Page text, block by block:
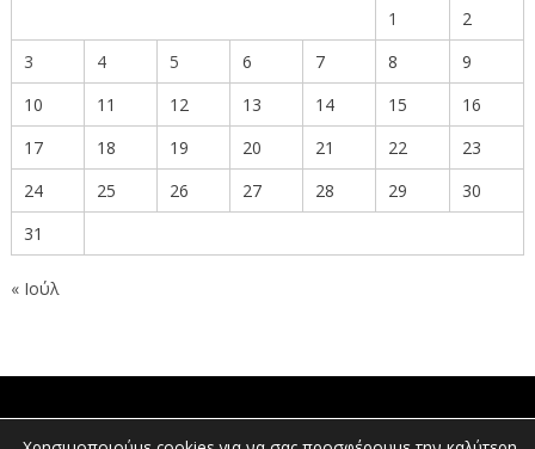
1
2
3
4 5 6 7 8
9
10
11 12 13 14 15
16
17
18 19 20 21 22
23
24
25 26 27 28 29
30
31
« Ιούλ